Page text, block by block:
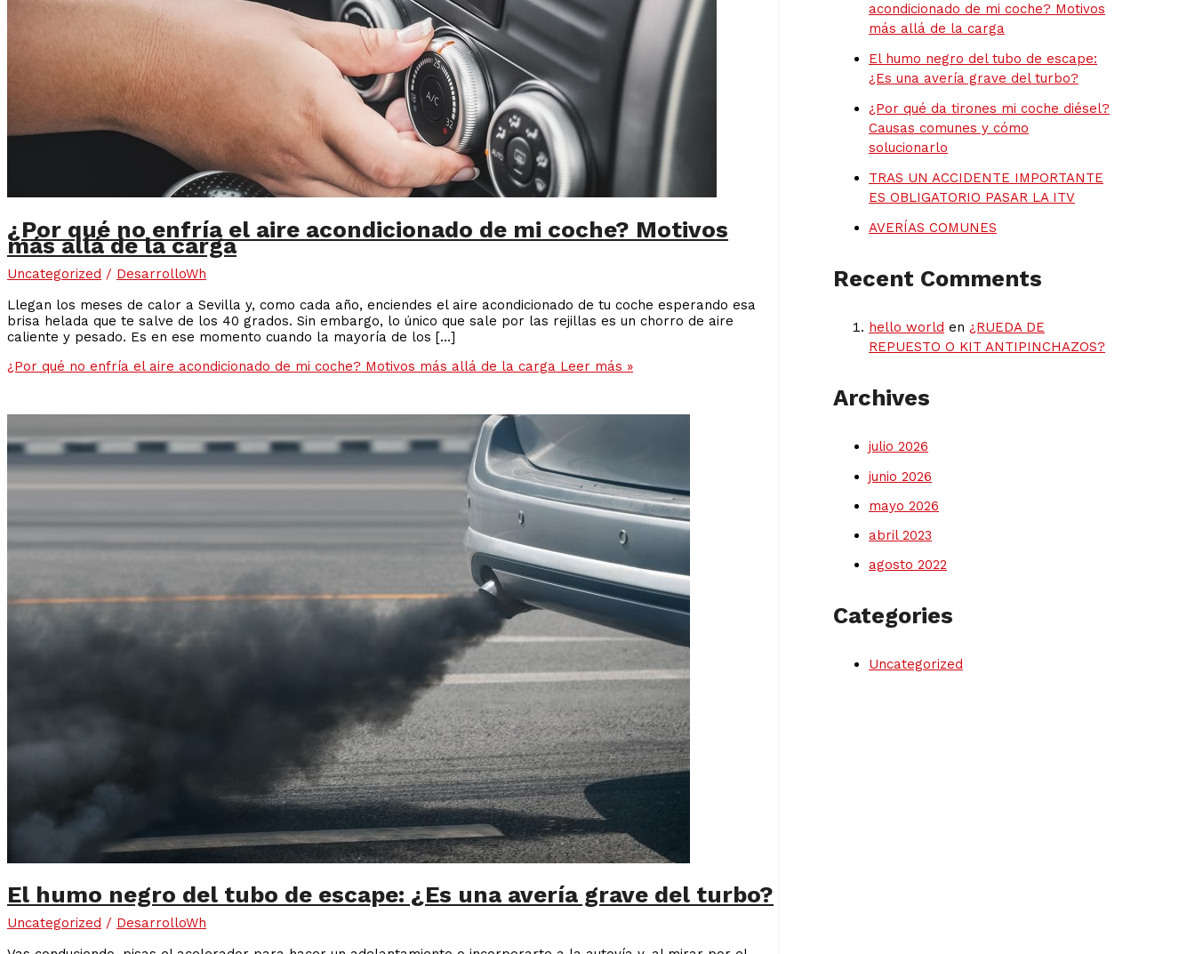
¿Por qué no enfría el aire acondicionado de mi coche? Motivos
más allá de la carga
Uncategorized / DesarrolloWh
Llegan los meses de calor a Sevilla y, como cada año, enciendes el aire acondicionado de tu coche esperando esa
brisa helada que te salve de los 40 grados. Sin embargo, lo único que sale por las rejillas es un chorro de aire
caliente y pesado. Es en ese momento cuando la mayoría de los […]
¿Por qué no enfría el aire acondicionado de mi coche? Motivos más allá de la carga Leer más »
El humo negro del tubo de escape: ¿Es una avería grave del turbo?
Uncategorized / DesarrolloWh
acondicionado de mi coche? Motivos
más allá de la carga
El humo negro del tubo de escape:
¿Es una avería grave del turbo?
¿Por qué da tirones mi coche diésel?
Causas comunes y cómo
solucionarlo
TRAS UN ACCIDENTE IMPORTANTE
ES OBLIGATORIO PASAR LA ITV
AVERÍAS COMUNES
Recent Comments
hello world en ¿RUEDA DE
REPUESTO O KIT ANTIPINCHAZOS?
Archives
julio 2026
junio 2026
mayo 2026
abril 2023
agosto 2022
Categories
Uncategorized